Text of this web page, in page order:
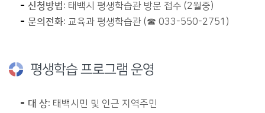
신청방법: 태백시 평생학습관 방문 접수 (2월중)
문의전화: 교육과 평생학습관 (☎ 033-550-2751)
평생학습 프로그램 운영
대 상: 태백시민 및 인근 지역주민